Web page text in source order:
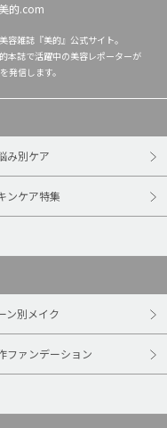
的.com
容雑誌『美的』公式サイト。
本誌で活躍中の美容レポーターが
発信します。
み別ケア
ンケア特集
ン別メイク
ファンデーション